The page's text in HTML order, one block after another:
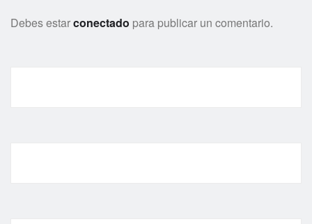
Debes estarconectado para publicar un comentario.